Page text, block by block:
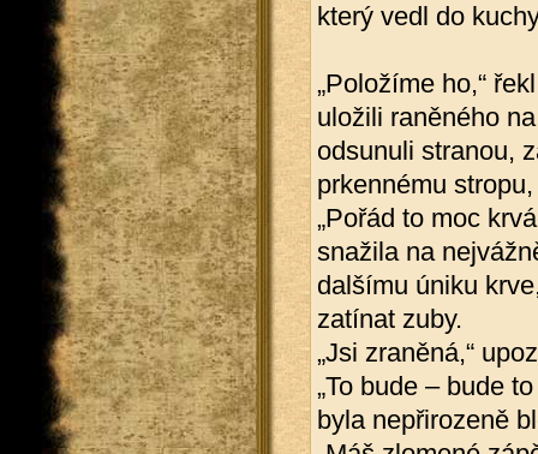
který vedl do
„Položíme ho,“
uložili raněného
odsunuli stranou,
prkennému
„Pořád to moc
snažila na
dalšímu úniku
zatínat zuby.
„Jsi zraněná,“
„To bude – bude
byla nepřirozeně